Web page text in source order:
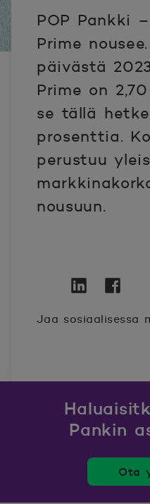
POP Pankki
Prime
päivästä
Prime on
se tällä
prosenttia.
perustuu
nousuun.
Jaa sosiaalisessa
Pankin
Ota